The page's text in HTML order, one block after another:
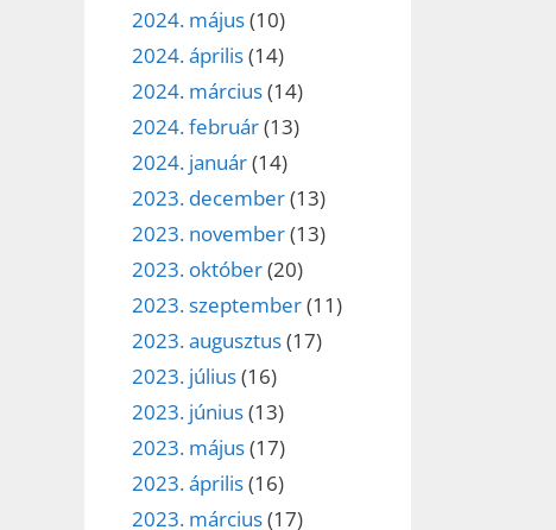
2024. május(10)
2024. április(14)
2024. március(14)
2024. február(13)
2024. január(14)
2023. december(13)
2023. november(13)
2023. október(20)
2023. szeptember(11)
2023. augusztus(17)
2023. július(16)
2023. június(13)
2023. május(17)
2023. április(16)
2023. március(17)